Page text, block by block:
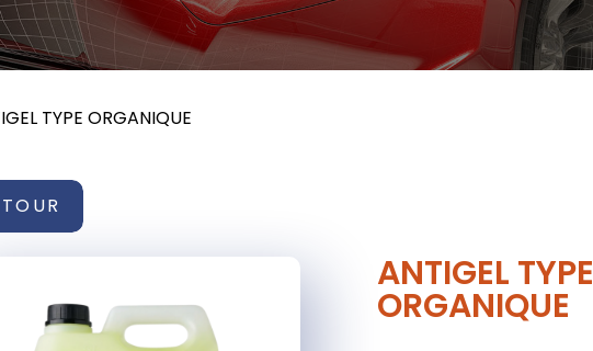
TYPE ORGANIQUE
ANTIGEL TYPE
ORGANIQUE